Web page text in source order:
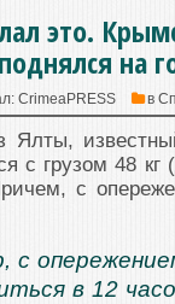
это.
на
CrimeaPRESS в
Ялты,
с грузом 48
с
с
в 12